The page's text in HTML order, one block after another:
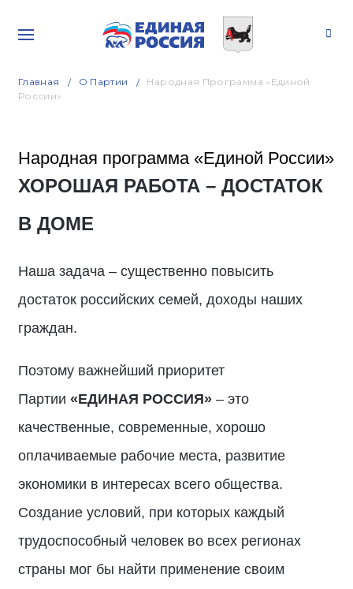
Главная О Партии
Народная Программа «Единой
России»
Народная программа «Единой России»
ХОРОШАЯ РАБОТА – ДОСТАТОК
В ДОМЕ
Наша задача – существенно повысить
достаток российских семей, доходы наших
граждан.
Поэтому важнейший приоритет
Партии «ЕДИНАЯ РОССИЯ» – это
качественные, современные, хорошо
оплачиваемые рабочие места, развитие
экономики в интересах всего общества.
Создание условий, при которых каждый
трудоспособный человек во всех регионах
страны мог бы найти применение своим